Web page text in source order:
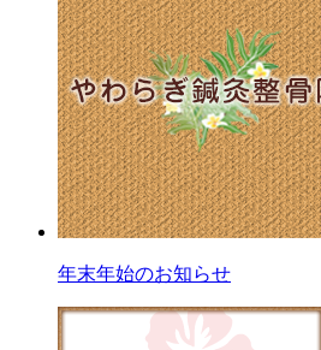
年末年始のお知らせ